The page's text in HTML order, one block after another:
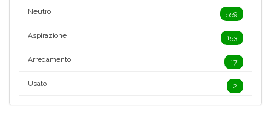
Neutro 559
Aspirazione 153
Arredamento 17
Usato 2